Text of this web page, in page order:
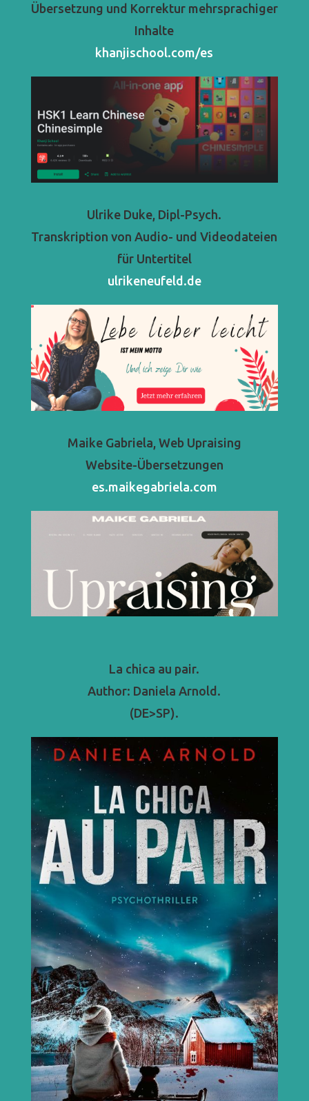
Übersetzung und Korrektur mehrsprachiger
Inhalte
khanjischool.com/es
Ulrike Duke, Dipl-Psych.
Transkription von Audio- und Videodateien
für Untertitel
ulrikeneufeld.de
Maike Gabriela, Web Upraising
Website-Übersetzungen
es.maikegabriela.com
La chica au pair.
Author: Daniela Arnold.
(DE>SP).